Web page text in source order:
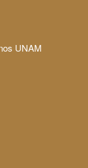
UNAM